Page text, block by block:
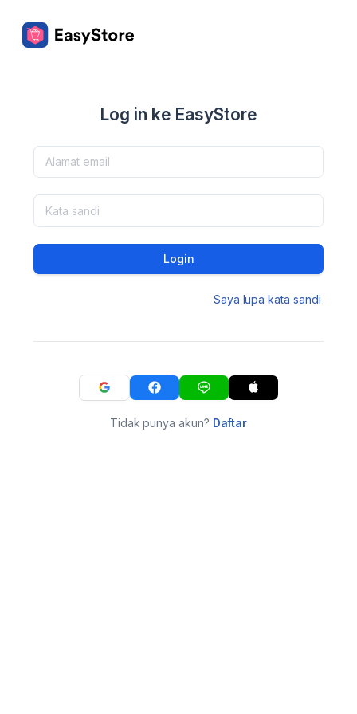
Log in ke EasyStore
Login
Saya lupa kata sandi
Tidak punya akun? Daftar